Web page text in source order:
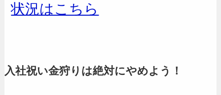
状況はこちら
入社祝い金狩りは絶対にやめよう！